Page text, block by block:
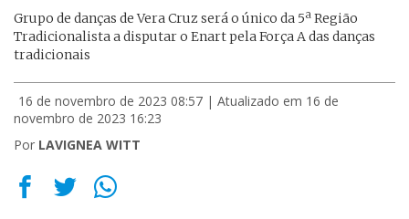
Grupo de danças de Vera Cruz será o único da 5ª Região
Tradicionalista a disputar o Enart pela Força A das danças
tradicionais
16 de novembro de 2023 08:57 | Atualizado em 16 de
novembro de 2023 16:23
Por LAVIGNEA WITT